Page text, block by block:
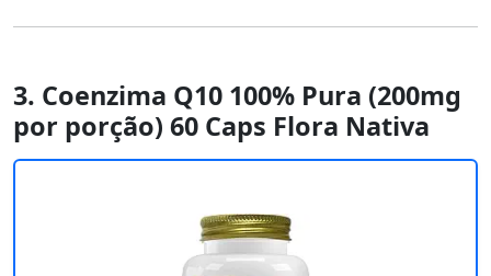
3. Coenzima Q10 100% Pura (200mg
por porção) 60 Caps Flora Nativa